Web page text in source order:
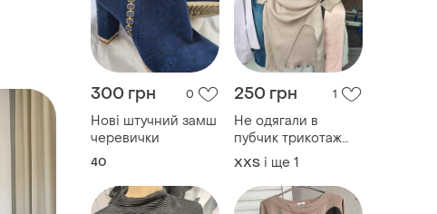
300 грн 0
Нові штучний замш
черевички
40
250 грн 1
Не одягали в
пубчик трикотаж
стрейч
XХS і ще 1